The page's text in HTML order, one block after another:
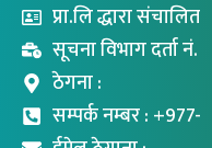
प्रा.लि द्धारा संचालित
सूचना विभाग दर्ता नं.
ठेगना :
सम्पर्क नम्बर : +977-